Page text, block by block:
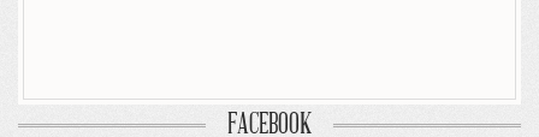
FACEBOOK